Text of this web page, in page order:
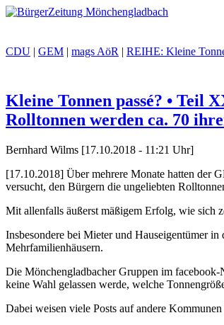
CDU | GEM | mags AöR | REIHE: Kleine
Kleine Tonnen passé? • Teil
Rolltonnen werden ca. 70
Bernhard Wilms [17.10.2018 - 11:21 Uhr]
[17.10.2018] Über mehrere Monate hatten der
versucht, den Bürgern die ungeliebten
Mit allenfalls äußerst mäßigem Erfolg, wie sich
Insbesondere bei Mieter und Hauseigentümer
Mehrfamilienhäusern.
Die Mönchengladbacher Gruppen im
keine Wahl gelassen werde, welche
Dabei weisen viele Posts auf andere